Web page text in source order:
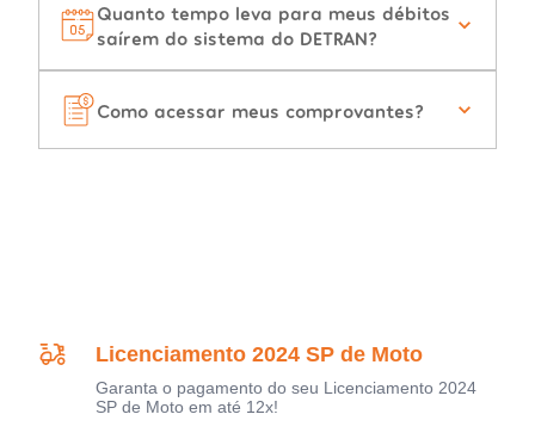
Quanto tempo leva para meus débitos
saírem do sistema do DETRAN?
Como acessar meus comprovantes?
Licenciamento 2024 SP de Moto
Garanta o pagamento do seu Licenciamento 2024
SP de Moto em até 12x!